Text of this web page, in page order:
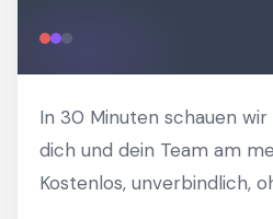
In 30 Minuten schauen
dich und dein Team am
Kostenlos, unverbindlich,